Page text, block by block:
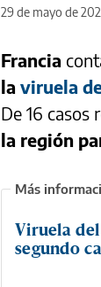
29 de mayo de
Francia
la viruela
De 16 casos
la región
Viruela
segundo